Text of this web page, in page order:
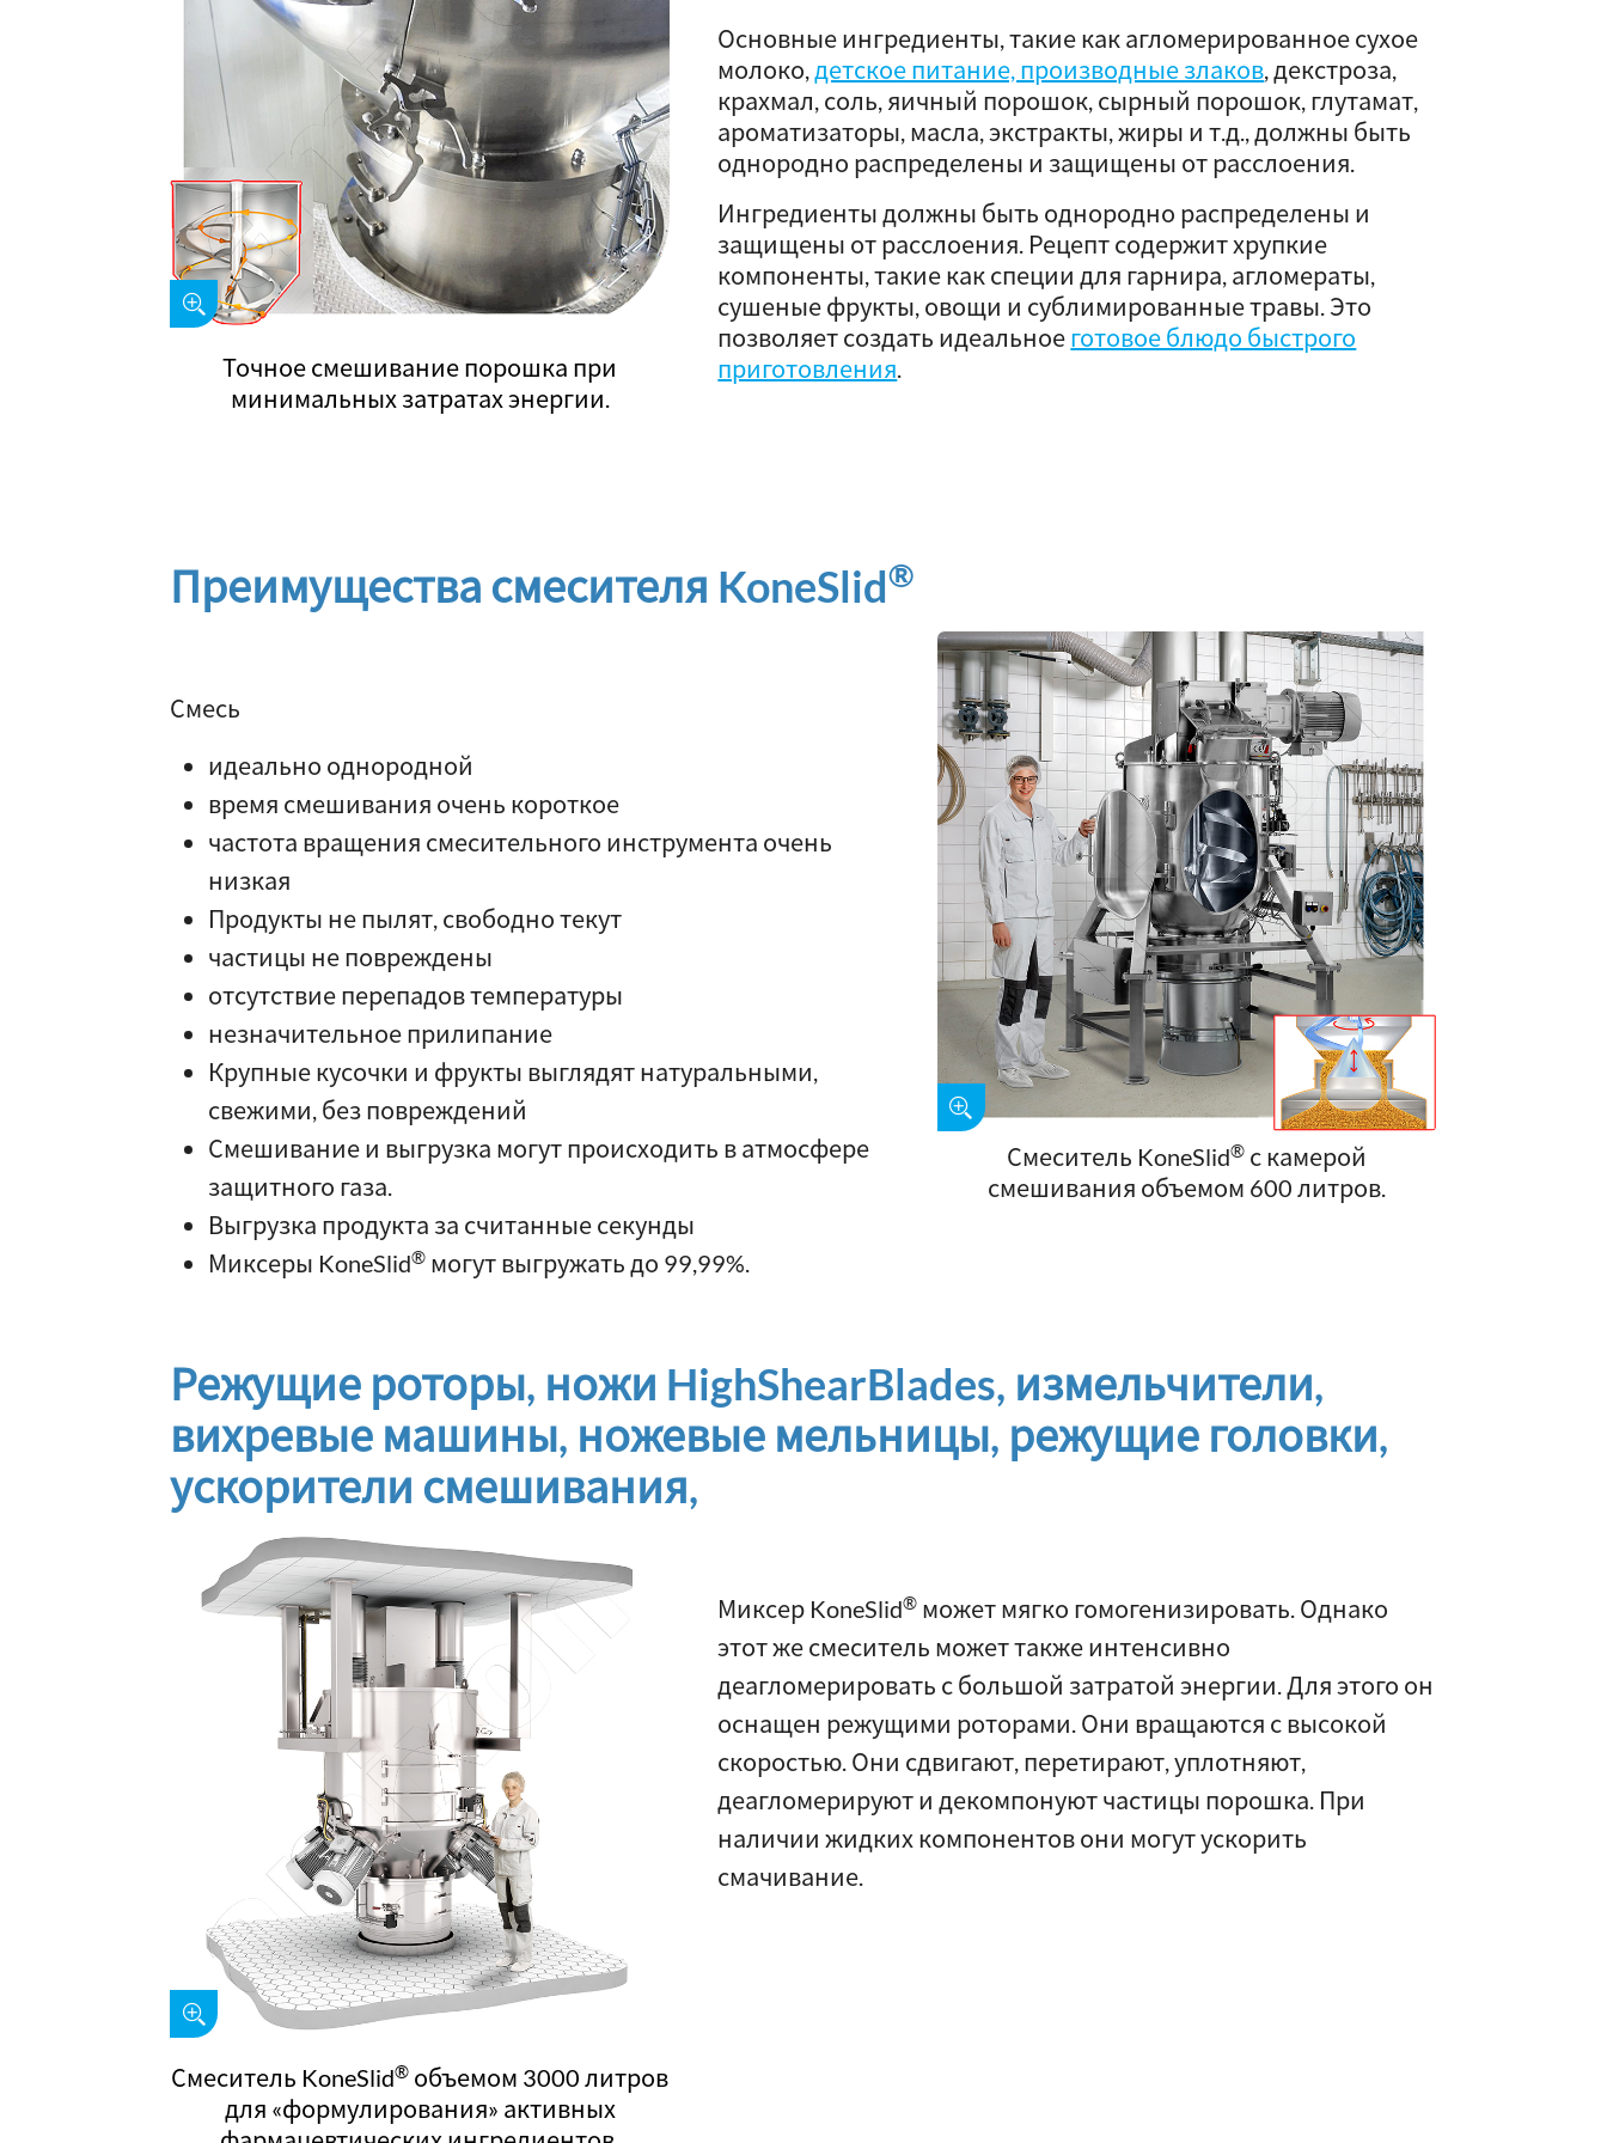
Точное смешивание порошка при
минимальных затратах энергии.
Основные ингредиенты, такие как агломерированное сухое
молоко,детское питание, производные злаков, декстроза,
крахмал, соль, яичный порошок, сырный порошок, глутамат,
ароматизаторы, масла, экстракты, жиры и т.д., должны быть
однородно распределены и защищены от расслоения.
Ингредиенты должны быть однородно распределены и
защищены от расслоения. Рецепт содержит хрупкие
компоненты, такие как специи для гарнира, агломераты,
сушеные фрукты, овощи и сублимированные травы. Это
позволяет создать идеальное готовое блюдо быстрого
приготовления.
Преимущества смесителя KoneSlid®
Смесь
идеально однородной
время смешивания очень короткое
частота вращения смесительного инструмента очень
низкая
Продукты не пылят, свободно текут
частицы не повреждены
отсутствие перепадов температуры
незначительное прилипание
Крупные кусочки и фрукты выглядят натуральными,
свежими, без повреждений
Смешивание и выгрузка могут происходить в атмосфере
защитного газа.
Выгрузка продукта за считанные секунды
Миксеры KoneSlid® могут выгружать до 99,99%.
Смеситель KoneSlid® с камерой
смешивания объемом 600 литров.
Режущие роторы, ножи HighShearBlades, измельчители,
вихревые машины, ножевые мельницы, режущие головки,
ускорители смешивания,
Смеситель KoneSlid® объемом 3000 литров
для «формулирования» активных
Миксер KoneSlid® может мягко гомогенизировать. Однако
этот же смеситель может также интенсивно
деагломерировать с большой затратой энергии. Для этого он
оснащен режущими роторами. Они вращаются с высокой
скоростью. Они сдвигают, перетирают, уплотняют,
деагломерируют и декомпонуют частицы порошка. При
наличии жидких компонентов они могут ускорить
смачивание.